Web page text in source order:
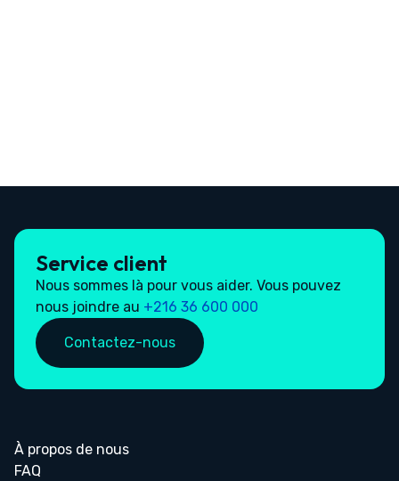
Service client
Nous sommes là pour vous aider. Vous pouvez
nous joindre au +216 36 600 000
Contactez-nous
À propos de nous
FAQ